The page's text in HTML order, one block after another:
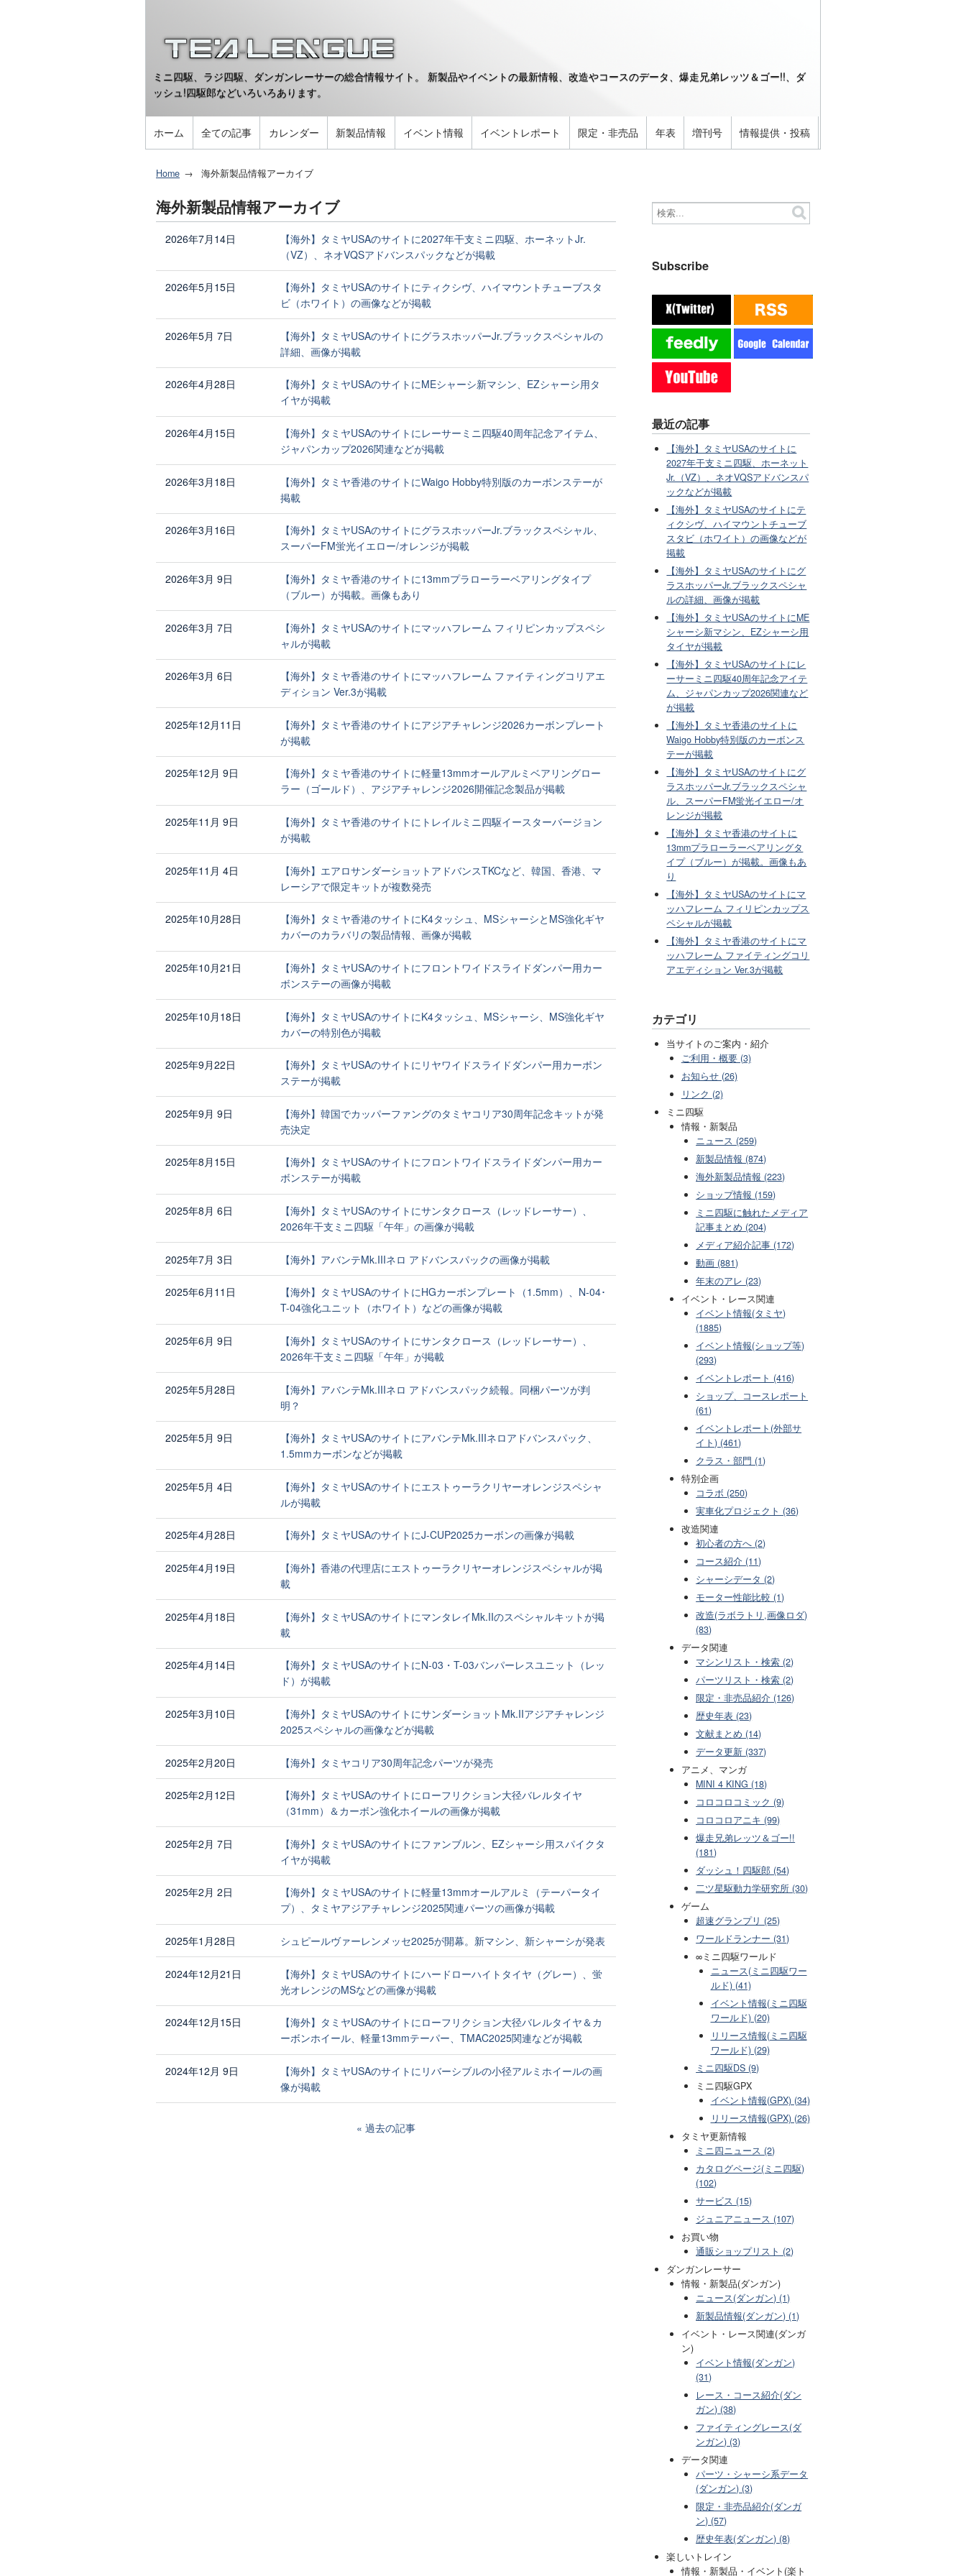
ミニ四駆、ラジ四駆、ダンガンレーサーの総合情報サイト。 新製品やイベントの最新情報、改造やコースのデータ、爆走兄弟レッツ＆ゴー!!、ダ
ッシュ!四駆郎などいろいろあります。
ホーム 全ての記事 カレンダー 新製品情報 イベント情報 イベントレポート 限定・非売品 年表 増刊号 情報提供・投稿
Home 海外新製品情報アーカイブ
海外新製品情報アーカイブ
2026年7月14日
【海外】タミヤUSAのサイトに2027年干支ミニ四駆、ホーネットJr.
（VZ）、ネオVQSアドバンスパックなどが掲載
2026年5月15日
【海外】タミヤUSAのサイトにティクシヴ、ハイマウントチューブスタ
ビ（ホワイト）の画像などが掲載
2026年5月 7日
【海外】タミヤUSAのサイトにグラスホッパーJr.ブラックスペシャルの
詳細、画像が掲載
2026年4月28日
【海外】タミヤUSAのサイトにMEシャーシ新マシン、EZシャーシ用タ
イヤが掲載
2026年4月15日
【海外】タミヤUSAのサイトにレーサーミニ四駆40周年記念アイテム、
ジャパンカップ2026関連などが掲載
2026年3月18日
【海外】タミヤ香港のサイトにWaigo Hobby特別版のカーボンステーが
掲載
2026年3月16日
【海外】タミヤUSAのサイトにグラスホッパーJr.ブラックスペシャル、
スーパーFM蛍光イエロー/オレンジが掲載
2026年3月 9日
【海外】タミヤ香港のサイトに13mmプラローラーベアリングタイプ
（ブルー）が掲載。画像もあり
2026年3月 7日
【海外】タミヤUSAのサイトにマッハフレーム フィリピンカップスペシ
ャルが掲載
2026年3月 6日
【海外】タミヤ香港のサイトにマッハフレーム ファイティングコリアエ
ディション Ver.3が掲載
2025年12月11日
【海外】タミヤ香港のサイトにアジアチャレンジ2026カーボンプレート
が掲載
2025年12月 9日
【海外】タミヤ香港のサイトに軽量13mmオールアルミベアリングロー
ラー（ゴールド）、アジアチャレンジ2026開催記念製品が掲載
2025年11月 9日
【海外】タミヤ香港のサイトにトレイルミニ四駆イースターバージョン
が掲載
2025年11月 4日
【海外】エアロサンダーショットアドバンスTKCなど、韓国、香港、マ
レーシアで限定キットが複数発売
2025年10月28日
【海外】タミヤ香港のサイトにK4タッシュ、MSシャーシとMS強化ギヤ
カバーのカラバリの製品情報、画像が掲載
2025年10月21日
【海外】タミヤUSAのサイトにフロントワイドスライドダンパー用カー
ボンステーの画像が掲載
2025年10月18日
【海外】タミヤUSAのサイトにK4タッシュ、MSシャーシ、MS強化ギヤ
カバーの特別色が掲載
2025年9月22日
【海外】タミヤUSAのサイトにリヤワイドスライドダンパー用カーボン
ステーが掲載
2025年9月 9日
【海外】韓国でカッパーファングのタミヤコリア30周年記念キットが発
売決定
2025年8月15日
【海外】タミヤUSAのサイトにフロントワイドスライドダンパー用カー
ボンステーが掲載
2025年8月 6日
【海外】タミヤUSAのサイトにサンタクロース（レッドレーサー）、
2026年干支ミニ四駆「午年」の画像が掲載
2025年7月 3日 【海外】アバンテMk.IIIネロ アドバンスパックの画像が掲載
2025年6月11日
【海外】タミヤUSAのサイトにHGカーボンプレート（1.5mm）、N-04･
T-04強化ユニット（ホワイト）などの画像が掲載
2025年6月 9日
【海外】タミヤUSAのサイトにサンタクロース（レッドレーサー）、
2026年干支ミニ四駆「午年」が掲載
2025年5月28日
【海外】アバンテMk.IIIネロ アドバンスパック続報。同梱パーツが判
明？
2025年5月 9日
【海外】タミヤUSAのサイトにアバンテMk.IIIネロアドバンスパック、
1.5mmカーボンなどが掲載
2025年5月 4日
【海外】タミヤUSAのサイトにエストゥーラクリヤーオレンジスペシャ
ルが掲載
2025年4月28日 【海外】タミヤUSAのサイトにJ-CUP2025カーボンの画像が掲載
2025年4月19日
【海外】香港の代理店にエストゥーラクリヤーオレンジスペシャルが掲
載
2025年4月18日
【海外】タミヤUSAのサイトにマンタレイMk.IIのスペシャルキットが掲
載
2025年4月14日
【海外】タミヤUSAのサイトにN-03・T-03バンパーレスユニット（レッ
ド）が掲載
2025年3月10日
【海外】タミヤUSAのサイトにサンダーショットMk.IIアジアチャレンジ
2025スペシャルの画像などが掲載
2025年2月20日 【海外】タミヤコリア30周年記念パーツが発売
2025年2月12日
【海外】タミヤUSAのサイトにローフリクション大径バレルタイヤ
（31mm）＆カーボン強化ホイールの画像が掲載
2025年2月 7日
【海外】タミヤUSAのサイトにファンブルン、EZシャーシ用スパイクタ
イヤが掲載
2025年2月 2日
【海外】タミヤUSAのサイトに軽量13mmオールアルミ（テーパータイ
プ）、タミヤアジアチャレンジ2025関連パーツの画像が掲載
2025年1月28日 シュピールヴァーレンメッセ2025が開幕。新マシン、新シャーシが発表
2024年12月21日
【海外】タミヤUSAのサイトにハードローハイトタイヤ（グレー）、蛍
光オレンジのMSなどの画像が掲載
2024年12月15日
【海外】タミヤUSAのサイトにローフリクション大径バレルタイヤ＆カ
ーボンホイール、軽量13mmテーパー、TMAC2025関連などが掲載
2024年12月 9日
【海外】タミヤUSAのサイトにリバーシブルの小径アルミホイールの画
像が掲載
過去の記事
Subscribe
最近の記事
【海外】タミヤUSAのサイトに
2027年干支ミニ四駆、ホーネット
Jr.（VZ）、ネオVQSアドバンスパ
ックなどが掲載
【海外】タミヤUSAのサイトにテ
ィクシヴ、ハイマウントチューブ
スタビ（ホワイト）の画像などが
掲載
【海外】タミヤUSAのサイトにグ
ラスホッパーJr.ブラックスペシャ
ルの詳細、画像が掲載
【海外】タミヤUSAのサイトにME
シャーシ新マシン、EZシャーシ用
タイヤが掲載
【海外】タミヤUSAのサイトにレ
ーサーミニ四駆40周年記念アイテ
ム、ジャパンカップ2026関連など
が掲載
【海外】タミヤ香港のサイトに
Waigo Hobby特別版のカーボンス
テーが掲載
【海外】タミヤUSAのサイトにグ
ラスホッパーJr.ブラックスペシャ
ル、スーパーFM蛍光イエロー/オ
レンジが掲載
【海外】タミヤ香港のサイトに
13mmプラローラーベアリングタ
イプ（ブルー）が掲載。画像もあ
り
【海外】タミヤUSAのサイトにマ
ッハフレーム フィリピンカップス
ペシャルが掲載
【海外】タミヤ香港のサイトにマ
ッハフレーム ファイティングコリ
アエディション Ver.3が掲載
カテゴリ
当サイトのご案内・紹介
ご利用・概要 (3)
お知らせ (26)
リンク (2)
ミニ四駆
情報・新製品
ニュース (259)
新製品情報 (874)
海外新製品情報 (223)
ショップ情報 (159)
ミニ四駆に触れたメディア
記事まとめ (204)
メディア紹介記事 (172)
動画 (881)
年末のアレ (23)
イベント・レース関連
イベント情報(タミヤ)
(1885)
イベント情報(ショップ等)
(293)
イベントレポート (416)
ショップ、コースレポート
(61)
イベントレポート(外部サ
イト) (461)
クラス・部門 (1)
特別企画
コラボ (250)
実車化プロジェクト (36)
改造関連
初心者の方へ (2)
コース紹介 (11)
シャーシデータ (2)
モーター性能比較 (1)
改造(ラボラトリ,画像ロダ)
(83)
データ関連
マシンリスト・検索 (2)
パーツリスト・検索 (2)
限定・非売品紹介 (126)
歴史年表 (23)
文献まとめ (14)
データ更新 (337)
アニメ、マンガ
MINI 4 KING (18)
コロコロコミック (9)
コロコロアニキ (99)
爆走兄弟レッツ＆ゴー!!
(181)
ダッシュ！四駆郎 (54)
二ツ星駆動力学研究所 (30)
ゲーム
超速グランプリ (25)
ワールドランナー (31)
∞ミニ四駆ワールド
ニュース(ミニ四駆ワー
ルド) (41)
イベント情報(ミニ四駆
ワールド) (20)
リリース情報(ミニ四駆
ワールド) (29)
ミニ四駆DS (9)
ミニ四駆GPX
イベント情報(GPX) (34)
リリース情報(GPX) (26)
タミヤ更新情報
ミニ四ニュース (2)
カタログページ(ミニ四駆)
(102)
サービス (15)
ジュニアニュース (107)
お買い物
通販ショップリスト (2)
ダンガンレーサー
情報・新製品(ダンガン)
ニュース(ダンガン) (1)
新製品情報(ダンガン) (1)
イベント・レース関連(ダンガ
ン)
イベント情報(ダンガン)
(31)
レース・コース紹介(ダン
ガン) (38)
ファイティングレース(ダ
ンガン) (3)
データ関連
パーツ・シャーシ系データ
(ダンガン) (3)
限定・非売品紹介(ダンガ
ン) (57)
歴史年表(ダンガン) (8)
楽しいトレイン
情報・新製品・イベント(楽ト